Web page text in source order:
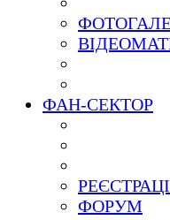
ФАН-СЕКТОР
ФОРУМ